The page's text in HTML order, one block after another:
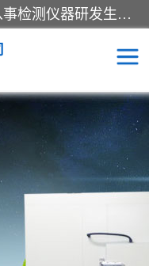
湖南兰思仪器有限公司是一家从事检测仪器研发生产销售和维修保养服务的综合型企业，产品符合国际标准可按需定制专业售前售后工程师，主要有门窗性能体验箱、门窗隔音展示箱、恒温恒湿试验箱、步入式恒温恒湿房、高低温试验箱、老化试验箱、老化试验房、恒温恒湿培养箱、水泥标准养护试验箱、电热鼓风干燥试验箱、真空干燥箱、工业烤箱、盐雾腐蚀试验箱等。
温恒湿试验箱
窗体验箱